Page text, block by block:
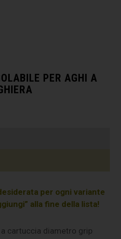
PER AGHI A
per ogni variante
alla fine della lista!
cartuccia diametro grip